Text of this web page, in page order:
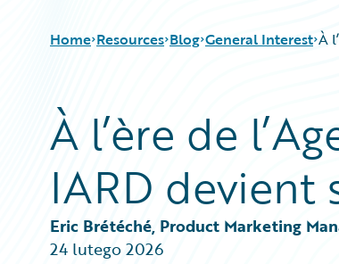
Home Resources
Download Center
Guidewire Conversations
Podcasts
Blog
Insurance Technology FAQ
Blog
All Blog Posts
Best Practices
Careers
Customer Viewpoint
General Interest
Intelligent Experience
General Interest À
À l’ère de
IARD devient
Eric Brétéché, Product Marketing
24 lutego 2026